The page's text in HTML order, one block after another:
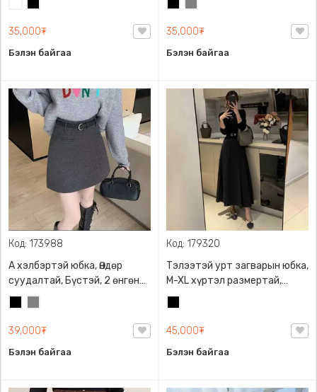
загварлаг
35,000₮
Бэлэн байгаа
юбка 2 талдаа карматай
35,000₮
Бэлэн байгаа
Код: 173988
А хэлбэртэй юбка, Өндөр
суудалтай, Бүстэй, 2 өнгөний
сонголттой
39,000₮
Бэлэн байгаа
Код: 179320
Тэлээтэй урт загварын юбка,
M-XL хүртэл размертай,
Бөөсрөхгүй, биетэй ноосон
даавуун материалтай, Бүх
гуталтай зохицох загвартай
45,000₮
Бэлэн байгаа